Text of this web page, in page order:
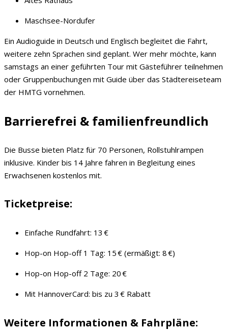
Maschsee-Nordufer
Ein Audioguide in Deutsch und Englisch begleitet die Fahrt,
weitere zehn Sprachen sind geplant. Wer mehr möchte, kann
samstags an einer geführten Tour mit Gästeführer teilnehmen
oder Gruppenbuchungen mit Guide über das Städtereiseteam
der HMTG vornehmen.
Barrierefrei & familienfreundlich
Die Busse bieten Platz für 70 Personen, Rollstuhlrampen
inklusive. Kinder bis 14 Jahre fahren in Begleitung eines
Erwachsenen kostenlos mit.
Ticketpreise:
Einfache Rundfahrt: 13 €
Hop-on Hop-off 1 Tag: 15 € (ermäßigt: 8 €)
Hop-on Hop-off 2 Tage: 20 €
Mit HannoverCard: bis zu 3 € Rabatt
Weitere Informationen & Fahrpläne: